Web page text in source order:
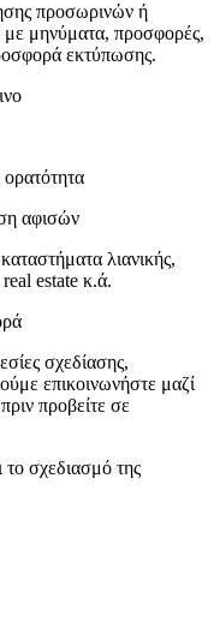
προσωρινών ή
μηνύματα, προσφορές,
εκτύπωσης.
αφισών
λιανικής,
estate κ.ά.
σχεδίασης,
επικοινωνήστε μαζί
προβείτε σε
σχεδιασμό της